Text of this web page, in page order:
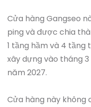
Cửa hàng Gangseo
ping và được chia
1 tầng hầm và 4 tầng
xây dựng vào tháng
năm 2027.
Cửa hàng này không